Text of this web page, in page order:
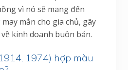
vì nó sẽ mang đến
mắn cho gia chủ, gây
kinh doanh buôn bán.
1974) hợp màu